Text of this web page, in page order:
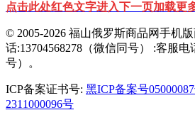
点击此处红色文字进入下一页加载更
© 2005-2026 福山俄罗斯商品网手机
话:13704568278（微信同号） :客服电
号）。
ICP备案证书号: 黑ICP备案号
2311000096号